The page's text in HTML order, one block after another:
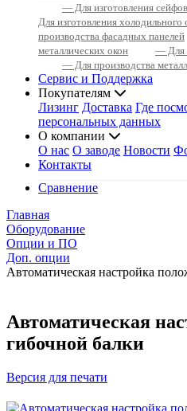
— Для изготовления
Для изготовления холодильного
производства фасадных панелей
металлических окон
— Для
— Для производства
Сервис и Поддержка
Покупателям
Лизинг Доставка Где
персональных данных
О компании
О нас О заводе Новости
Контакты
Сравнение
Главная
Оборудование
Опции и ПО
Доп. опции
Автоматическая настройка
Автоматическая
гибочной балки
Версия для печати